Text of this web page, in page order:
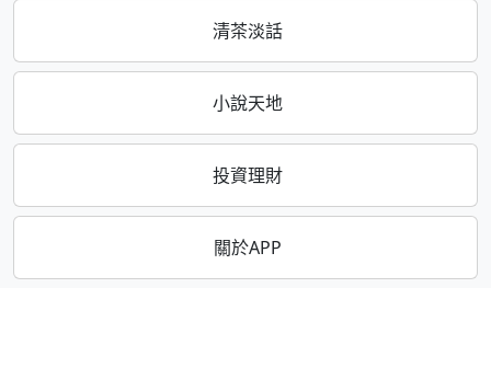
清茶淡話
小說天地
投資理財
關於APP